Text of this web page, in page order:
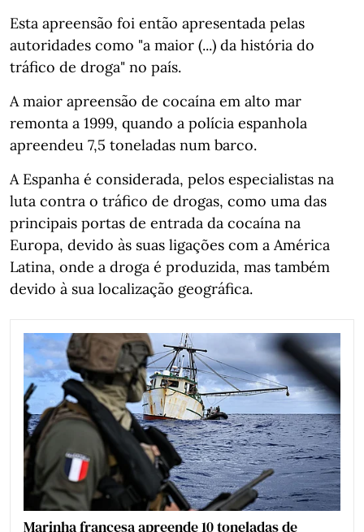
Esta apreensão foi então apresentada pelas
autoridades como "a maior (...) da história do
tráfico de droga" no país.
A maior apreensão de cocaína em alto mar
remonta a 1999, quando a polícia espanhola
apreendeu 7,5 toneladas num barco.
A Espanha é considerada, pelos especialistas na
luta contra o tráfico de drogas, como uma das
principais portas de entrada da cocaína na
Europa, devido às suas ligações com a América
Latina, onde a droga é produzida, mas também
devido à sua localização geográfica.
Marinha francesa apreende 10 toneladas de